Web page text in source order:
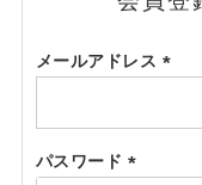
メールアドレス
須)
パスワード